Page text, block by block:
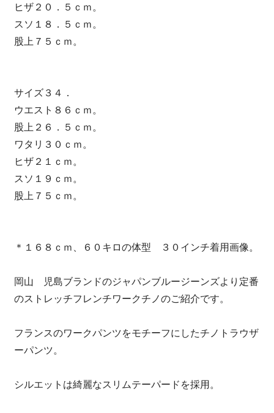
ヒザ２０．５ｃｍ。
スソ１８．５ｃｍ。
股上７５ｃｍ。
サイズ３４．
ウエスト８６ｃｍ。
股上２６．５ｃｍ。
ワタリ３０ｃｍ。
ヒザ２１ｃｍ。
スソ１９ｃｍ。
股上７５ｃｍ。
＊１６８ｃｍ、６０キロの体型 ３０インチ着用画像。
岡山 児島ブランドのジャパンブルージーンズより定番
のストレッチフレンチワークチノのご紹介です。
フランスのワークパンツをモチーフにしたチノトラウザ
ーパンツ。
シルエットは綺麗なスリムテーパードを採用。